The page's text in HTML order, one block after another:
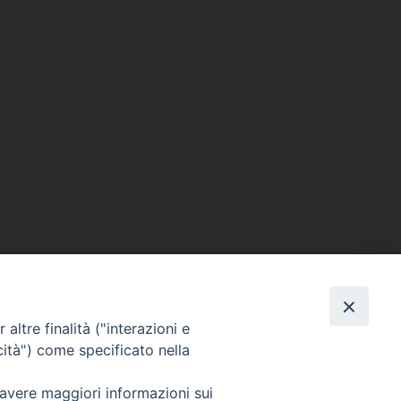
SEGUICI SU
altre finalità ("interazioni e
come specificato nella
maggiori informazioni sui